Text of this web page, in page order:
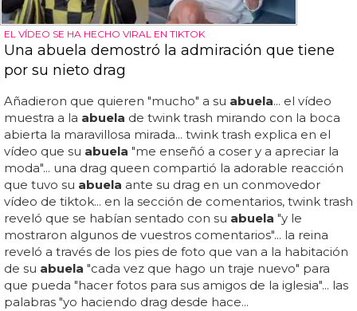
EL VÍDEO SE HA HECHO VIRAL EN TIKTOK
Una abuela demostró la admiración que tiene
por su nieto drag
Añadieron que quieren "mucho" a su abuela... el vídeo
muestra a la abuela de twink trash mirando con la boca
abierta la maravillosa mirada... twink trash explica en el
vídeo que su abuela "me enseñó a coser y a apreciar la
moda"... una drag queen compartió la adorable reacción
que tuvo su abuela ante su drag en un conmovedor
vídeo de tiktok... en la sección de comentarios, twink trash
reveló que se habían sentado con su abuela "y le
mostraron algunos de vuestros comentarios"... la reina
reveló a través de los pies de foto que van a la habitación
de su abuela "cada vez que hago un traje nuevo" para
que pueda "hacer fotos para sus amigos de la iglesia"... las
palabras "yo haciendo drag desde hace...